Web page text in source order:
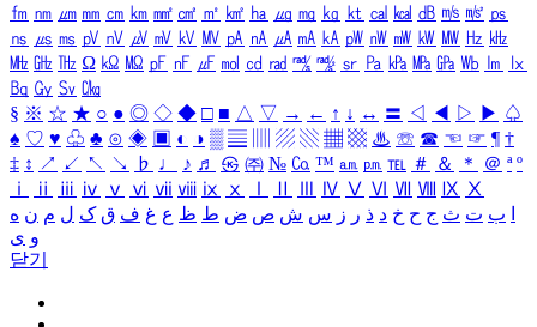
㎙ ㎚ ㎛ ㎜ ㎝ ㎞ ㎟ ㎠ ㎡ ㎢ ㏊ ㎍ ㎎ ㎏ ㏏ ㎈ ㎉ ㏈ ㎧ ㎨ ㎰
㎱ ㎲ ㎳ ㎴ ㎵ ㎶ ㎷ ㎸ ㎹ ㎀ ㎁ ㎂ ㎃ ㎄ ㎺ ㎻ ㎽ ㎾ ㎿ ㎐ ㎑
㎒ ㎓ ㎔ Ω ㏀ ㏁ ㎊ ㎋ ㎌ ㏖ ㏅ ㎭ ㎮ ㎯ ㏛ ㎩ ㎪ ㎫ ㎬ ㏝ ㏐
㏓
㏃ ㏉ ㏜ ㏆
§ ※ ☆ ★ ○ ● ◎ ◇ ◆ □ ■ △ ▽ → ← ↑ ↓ ↔ 〓 ◁ ◀ ▷ ▶ ♤
♠ ♡ ♥ ♧ ♣ ⊙ ◈ ▣ ◐ ◑ ▒ ▤ ▨ ▧ ▦ ▩ ♨ ☏ ☎ ☜ ☞ ¶ †
‡ ↕ ↗ ↙ ↖ ↘ ♭ ♩ ♪ ♬ ㉿ ㈜ № ㏇ ™ ㏂ ㏘ ℡ ＃ ＆ ＊ ＠ ª º
ⅰ
ⅱ ⅲ ⅳ ⅴ ⅵ ⅶ ⅷ ⅸ ⅹ Ⅳ Ⅴ Ⅵ Ⅶ Ⅷ Ⅸ Ⅹ
ب ت ث ج ح خ د ذ ر ز س ش ص ض ط ظ ع غ ف ق ک ل م ن ه
و ی
닫기